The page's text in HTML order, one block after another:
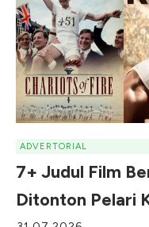
ADVERTORIAL
7+ Judul Film
Ditonton Pelari